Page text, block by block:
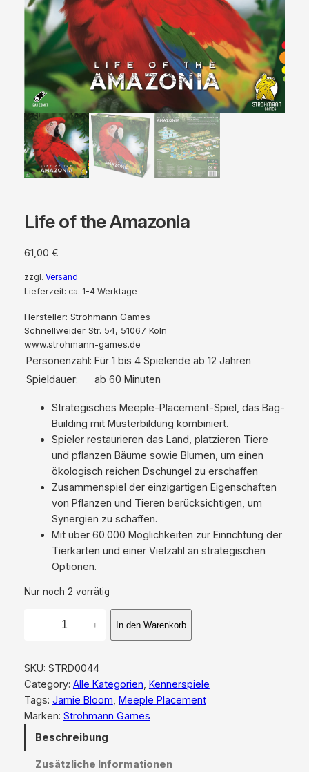
Life of the Amazonia
61,00 €
zzgl. Versand
Lieferzeit: ca. 1-4 Werktage
Hersteller: Strohmann Games
Schnellweider Str. 54, 51067 Köln
www.strohmann-games.de
Personenzahl: Für 1 bis 4 Spielende ab 12 Jahren
Spieldauer:
ab 60 Minuten
Strategisches Meeple-Placement-Spiel, das Bag-
Building mit Musterbildung kombiniert.
Spieler restaurieren das Land, platzieren Tiere
und pflanzen Bäume sowie Blumen, um einen
ökologisch reichen Dschungel zu erschaffen
Zusammenspiel der einzigartigen Eigenschaften
von Pflanzen und Tieren berücksichtigen, um
Synergien zu schaffen.
Mit über 60.000 Möglichkeiten zur Einrichtung der
Tierkarten und einer Vielzahl an strategischen
Optionen.
Nur noch 2 vorrätig
e
o
f
t
h
− + In den Warenkorb
SKU: STRD0044
Category: Alle Kategorien, Kennerspiele
Tags: Jamie Bloom, Meeple Placement
Marken: Strohmann Games
Beschreibung
Zusätzliche Informationen